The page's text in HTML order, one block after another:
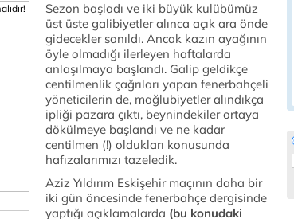
Sezon başladı ve iki büyük kulübümüz
üst üste galibiyetler alınca açık ara önde
gidecekler sanıldı. Ancak kazın ayağının
öyle olmadığı ilerleyen haftalarda
anlaşılmaya başlandı. Galip geldikçe
centilmenlik çağrıları yapan fenerbahçeli
yöneticilerin de, mağlubiyetler alındıkça
ipliği pazara çıktı, beynindekiler ortaya
dökülmeye başlandı ve ne kadar
centilmen (!) oldukları konusunda
hafızalarımızı tazeledik.
Aziz Yıldırım Eskişehir maçının daha bir
iki gün öncesinde fenerbahçe dergisinde
yaptığı açıklamalarda (bu konudaki